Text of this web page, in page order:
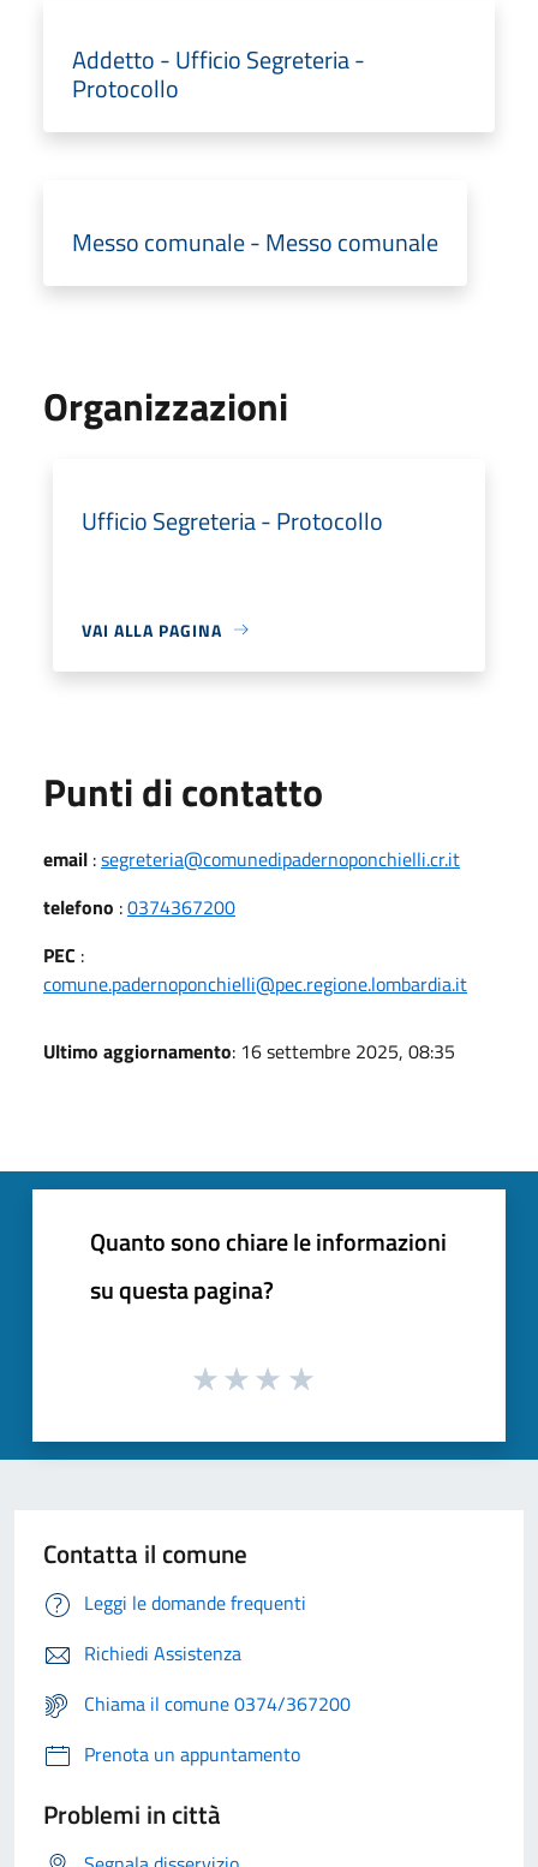
Addetto - Ufficio Segreteria -
Protocollo
Messo comunale - Messo comunale
Organizzazioni
Ufficio Segreteria - Protocollo
VAI ALLA PAGINA
Punti di contatto
email :segreteria@comunedipadernoponchielli.cr.it
telefono :0374367200
PEC :
comune.padernoponchielli@pec.regione.lombardia.it
Ultimo aggiornamento: 16 settembre 2025, 08:35
Quanto sono chiare le informazioni
su questa pagina?
Contatta il comune
Leggi le domande frequenti
Richiedi Assistenza
Chiama il comune 0374/367200
Prenota un appuntamento
Problemi in città